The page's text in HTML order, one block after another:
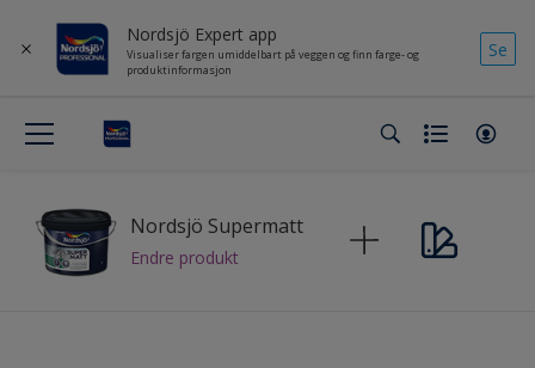
Nordsjö Expert app
Visualiser fargen umiddelbart på veggen og finn farge- og
produktinformasjon
Se
Nordsjö Supermatt
Endre produkt